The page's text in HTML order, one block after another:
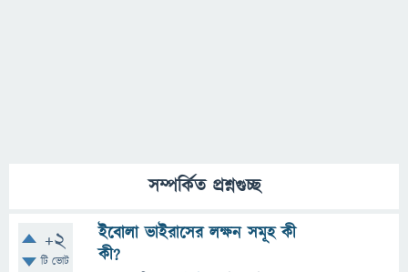
সম্পর্কিত প্রশ্নগুচ্ছ
+2
টি ভোট
ইবোলা ভাইরাসের লক্ষন সমূহ কী
কী?